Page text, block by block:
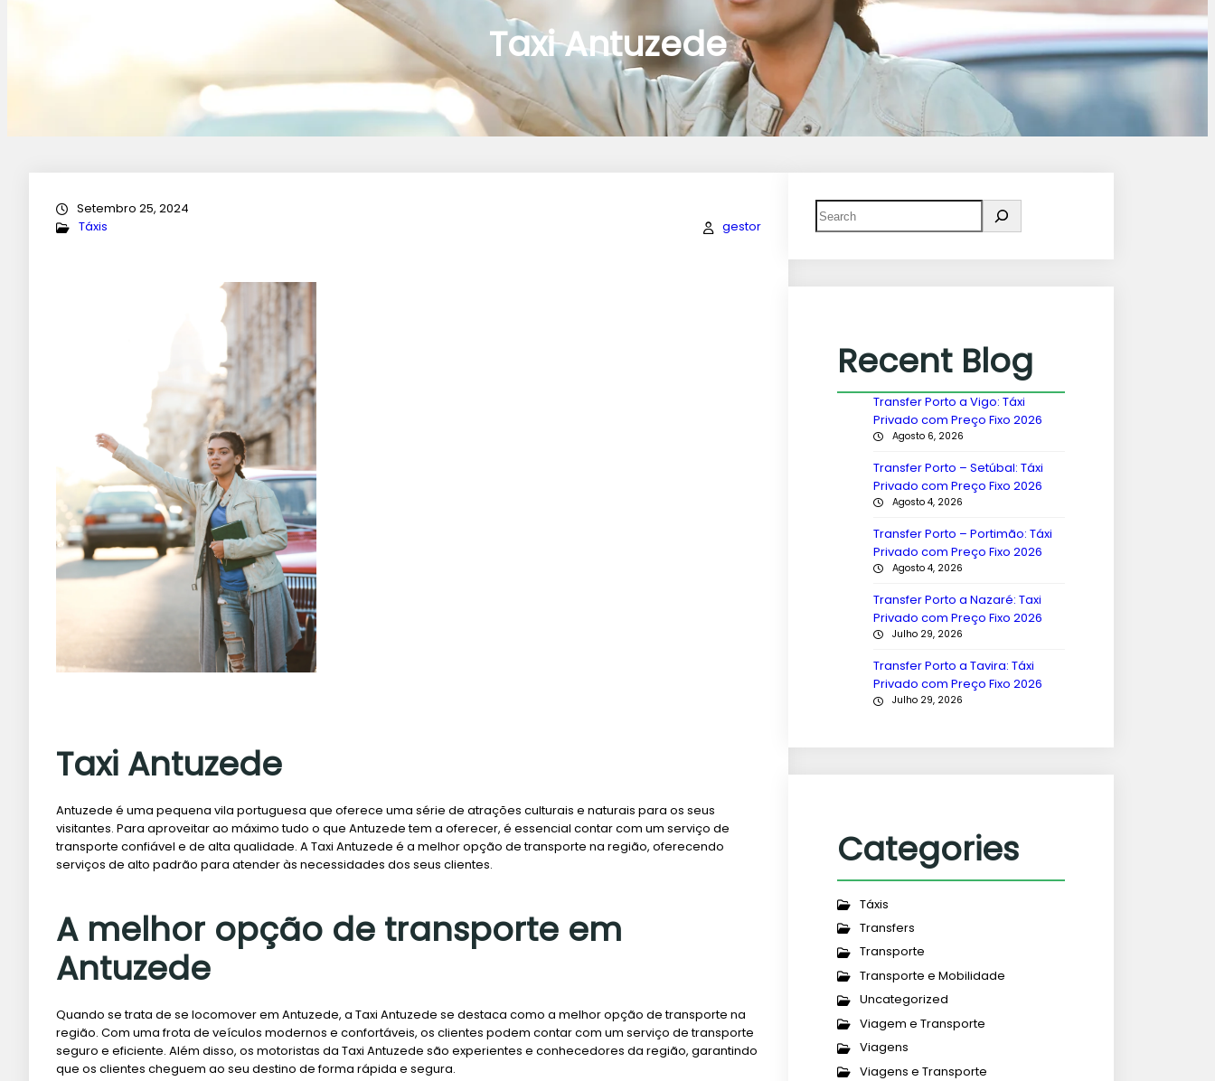
Taxi Antuzede
Setembro 25, 2024
Táxis
gestor
Taxi Antuzede
Antuzede é uma pequena vila portuguesa que oferece uma série de atrações culturais e naturais para os seus
visitantes. Para aproveitar ao máximo tudo o que Antuzede tem a oferecer, é essencial contar com um serviço de
transporte confiável e de alta qualidade. A Taxi Antuzede é a melhor opção de transporte na região, oferecendo
serviços de alto padrão para atender às necessidades dos seus clientes.
A melhor opção de transporte em
Antuzede
Quando se trata de se locomover em Antuzede, a Taxi Antuzede se destaca como a melhor opção de transporte na
região. Com uma frota de veículos modernos e confortáveis, os clientes podem contar com um serviço de transporte
seguro e eficiente. Além disso, os motoristas da Taxi Antuzede são experientes e conhecedores da região, garantindo
que os clientes cheguem ao seu destino de forma rápida e segura.
Recent Blog
Transfer Porto a Vigo: Táxi
Privado com Preço Fixo 2026
Agosto 6, 2026
Transfer Porto – Setúbal: Táxi
Privado com Preço Fixo 2026
Agosto 4, 2026
Transfer Porto – Portimão: Táxi
Privado com Preço Fixo 2026
Agosto 4, 2026
Transfer Porto a Nazaré: Taxi
Privado com Preço Fixo 2026
Julho 29, 2026
Transfer Porto a Tavira: Táxi
Privado com Preço Fixo 2026
Julho 29, 2026
Categories
Táxis
Transfers
Transporte
Transporte e Mobilidade
Uncategorized
Viagem e Transporte
Viagens
Viagens e Transporte